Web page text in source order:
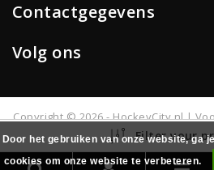
Contactgegevens
Volg ons
Copyright © 2026 - HockeyCity.nl |
All rights reserved -
Filter your
Door het gebruiken van onze website, ga
cookies om onze website te verbeteren.